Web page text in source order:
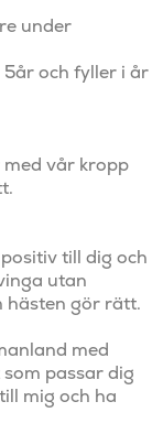
under
och fyller i år
vår kropp
till dig och
utan
hästen gör rätt.
med
passar dig
mig och ha